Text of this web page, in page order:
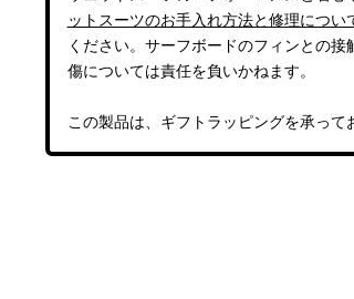
ットスーツのお手入れ方法と修理につい
ください。サーフボードのフィンとの
傷については責任を負いかねます。
この製品は、ギフトラッピングを承って